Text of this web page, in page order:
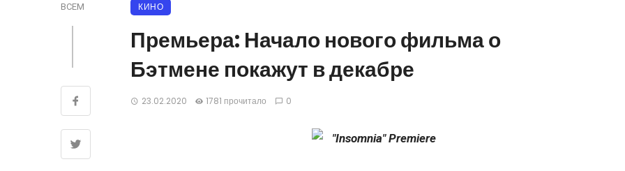
ВСЕМ КИНО
Премьера: Начало нового фильма о
Бэтмене покажут в декабре
23.02.2020 1781 прочитало 0